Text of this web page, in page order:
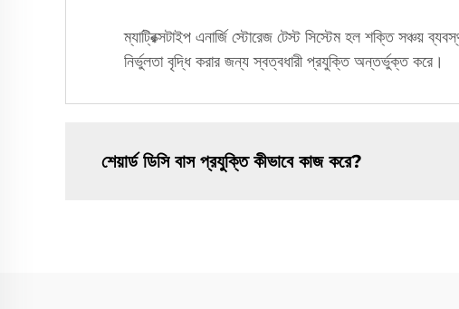
ম্যাট্রিক্সটাইপ এনার্জি স্টোরেজ টেস্ট সিস্টেম হল শক্তি সঞ্চয়
নির্ভুলতা বৃদ্ধি করার জন্য স্বত্বধারী প্রযুক্তি অন্তর্ভুক্ত করে।
শেয়ার্ড ডিসি বাস প্রযুক্তি কীভাবে কাজ করে?